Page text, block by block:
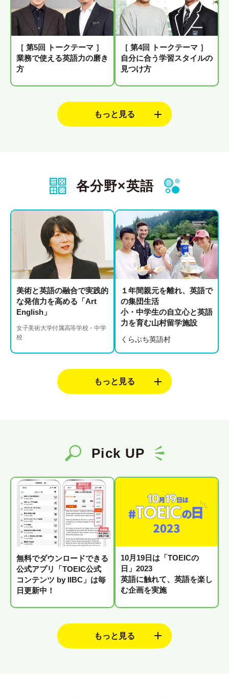
［ 第5回 トークテーマ ］
業務で使える英語力の磨き
方
［ 第4回 トークテーマ ］
自分に合う学習スタイルの
見つけ方
各分野×英語
美術と英語の融合で実践的
な発信力を高める「Art
English」
女子美術大学付属高等学校・中学
校
１年間親元を離れ、英語で
の集団生活
小・中学生の自立心と英語
力を育む山村留学施設
くらぶち英語村
Pick UP
無料でダウンロードできる
公式アプリ「TOEIC公式
コンテンツ by IIBC」は毎
日更新中！
10月19日は「TOEICの
日」2023
英語に触れて、英語を楽し
む企画を実施